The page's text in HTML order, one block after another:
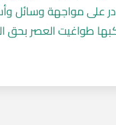
على مواجهة وسائل
طواغيت العصر